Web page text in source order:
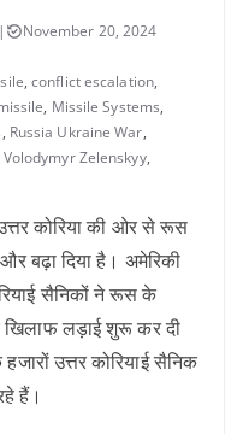
November 20, 2024
,conflict escalation,
, Missile Systems,
, Russia Ukraine War,
Volodymyr Zelenskyy,
कोरिया की ओर से रूस
बढ़ा दिया है। अमेरिकी
सैनिकों ने रूस के
खिलाफ लड़ाई शुरू कर दी
उत्तर कोरियाई सैनिक
हैं।